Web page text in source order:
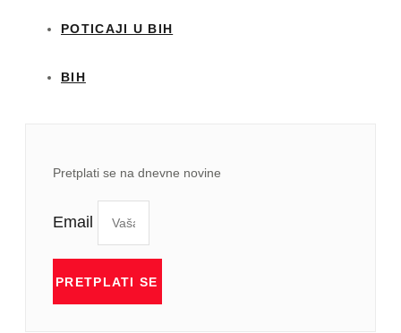
POTICAJI U BIH
BIH
Pretplati se na dnevne novine
Email
PRETPLATI SE